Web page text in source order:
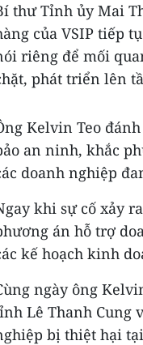
thư Tỉnh ủy Mai
của VSIP tiếp
riêng để mối
phát triển lên
Kelvin Teo
an ninh, khắc
doanh nghiệp
khi sự cố xảy
án hỗ trợ
kế hoạch kinh
ngày ông
Lê Thanh Cung
bị thiệt hại